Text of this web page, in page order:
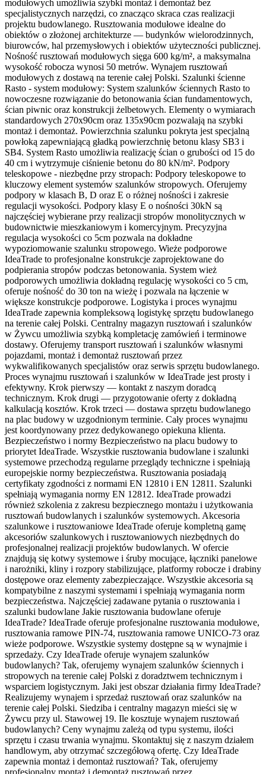
modułowych umożliwia szybki montaż i demontaż bez
specjalistycznych narzędzi, co znacząco skraca czas realizacji
projektu budowlanego. Rusztowania modułowe idealne do
obiektów o złożonej architekturze — budynków wielorodzinnych,
biurowców, hal przemysłowych i obiektów użyteczności publicznej.
Nośność rusztowań modułowych sięga 600 kg/m², a maksymalna
wysokość robocza wynosi 50 metrów. Wynajem rusztowań
modułowych z dostawą na terenie całej Polski. Szalunki ścienne
Rasto - system modułowy: System szalunków ściennych Rasto to
nowoczesne rozwiązanie do betonowania ścian fundamentowych,
ścian piwnic oraz konstrukcji żelbetowych. Elementy o wymiarach
standardowych 270x90cm oraz 135x90cm pozwalają na szybki
montaż i demontaż. Powierzchnia szalunku pokryta jest specjalną
powłoką zapewniającą gładką powierzchnię betonu klasy SB3 i
SB4. System Rasto umożliwia realizację ścian o grubości od 15 do
40 cm i wytrzymuje ciśnienie betonu do 80 kN/m². Podpory
teleskopowe - niezbędne przy stropach: Podpory teleskopowe to
kluczowy element systemów szalunków stropowych. Oferujemy
podpory w klasach B, D oraz E o różnej nośności i zakresie
regulacji wysokości. Podpory klasy E o nośności 30kN są
najczęściej wybierane przy realizacji stropów monolitycznych w
budownictwie mieszkaniowym i komercyjnym. Precyzyjna
regulacja wysokości co 5cm pozwala na dokładne
wypoziomowanie szalunku stropowego. Wieże podporowe
IdeaTrade to profesjonalne konstrukcje zaprojektowane do
podpierania stropów podczas betonowania. System wież
podporowych umożliwia dokładną regulację wysokości co 5 cm,
oferuje nośność do 30 ton na wieżę i pozwala na łączenie w
większe konstrukcje podporowe. Logistyka i proces wynajmu
IdeaTrade zapewnia kompleksową logistykę sprzętu budowlanego
na terenie całej Polski. Centralny magazyn rusztowań i szalunków
w Żywcu umożliwia szybką kompletację zamówień i terminowe
dostawy. Oferujemy transport rusztowań i szalunków własnymi
pojazdami, montaż i demontaż rusztowań przez
wykwalifikowanych specjalistów oraz serwis sprzętu budowlanego.
Proces wynajmu rusztowań i szalunków w IdeaTrade jest prosty i
efektywny. Krok pierwszy — kontakt z naszym doradcą
technicznym. Krok drugi — przygotowanie oferty z dokładną
kalkulacją kosztów. Krok trzeci — dostawa sprzętu budowlanego
na plac budowy w uzgodnionym terminie. Cały proces wynajmu
jest koordynowany przez dedykowanego opiekuna klienta.
Bezpieczeństwo i normy Bezpieczeństwo na placu budowy to
priorytet IdeaTrade. Wszystkie rusztowania budowlane i szalunki
systemowe przechodzą regularne przeglądy techniczne i spełniają
europejskie normy bezpieczeństwa. Rusztowania posiadają
certyfikaty zgodności z normami EN 12810 i EN 12811. Szalunki
spełniają wymagania normy EN 12812. IdeaTrade prowadzi
również szkolenia z zakresu bezpiecznego montażu i użytkowania
rusztowań budowlanych i szalunków systemowych. Akcesoria
szalunkowe i rusztowaniowe IdeaTrade oferuje kompletną gamę
akcesoriów szalunkowych i rusztowaniowych niezbędnych do
profesjonalnej realizacji projektów budowlanych. W ofercie
znajdują się kotwy systemowe i śruby mocujące, łączniki panelowe
i narożniki, kliny i rozpory stabilizujące, platformy robocze i drabiny
dostępowe oraz elementy zabezpieczające. Wszystkie akcesoria są
kompatybilne z naszymi systemami i spełniają wymagania norm
bezpieczeństwa. Najczęściej zadawane pytania o rusztowania i
szalunki budowlane Jakie rusztowania budowlane oferuje
IdeaTrade? IdeaTrade oferuje profesjonalne rusztowania modułowe,
rusztowania ramowe PIN-74, rusztowania ramowe UNICO-73 oraz
wieże podporowe. Wszystkie systemy dostępne są w wynajmie i
sprzedaży. Czy IdeaTrade oferuje wynajem szalunków
budowlanych? Tak, oferujemy wynajem szalunków ściennych i
stropowych na terenie całej Polski z doradztwem technicznym i
wsparciem logistycznym. Jaki jest obszar działania firmy IdeaTrade?
Realizujemy wynajem i sprzedaż rusztowań oraz szalunków na
terenie całej Polski. Siedziba i centralny magazyn mieści się w
Żywcu przy ul. Stawowej 19. Ile kosztuje wynajem rusztowań
budowlanych? Ceny wynajmu zależą od typu systemu, ilości
sprzętu i czasu trwania wynajmu. Skontaktuj się z naszym działem
handlowym, aby otrzymać szczegółową ofertę. Czy IdeaTrade
zapewnia montaż i demontaż rusztowań? Tak, oferujemy